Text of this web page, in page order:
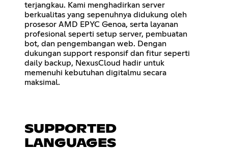
terjangkau. Kami menghadirkan server
berkualitas yang sepenuhnya didukung oleh
prosesor AMD EPYC Genoa, serta layanan
profesional seperti setup server, pembuatan
bot, dan pengembangan web. Dengan
dukungan support responsif dan fitur seperti
daily backup, NexusCloud hadir untuk
memenuhi kebutuhan digitalmu secara
maksimal.
SUPPORTED
LANGUAGES